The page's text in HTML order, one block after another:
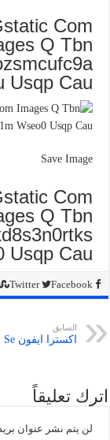
Com
Q Tbn
Usqp Cau
Save Image
Com
Q Tbn
Usqp Cau
Facebook
Twitter
السابق
اكسترا ايفون Se
اترك تعليقاً
لن يتم نشر عنوان